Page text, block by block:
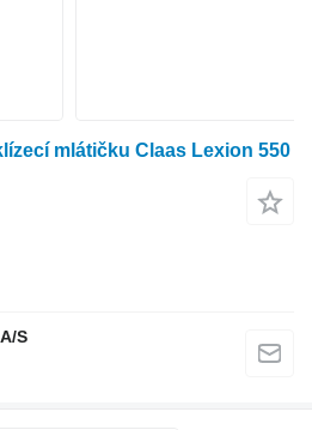
mlátičku Claas Lexion 550
S